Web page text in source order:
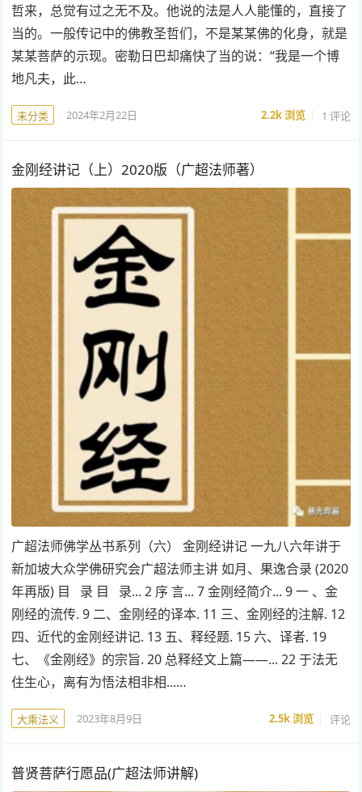
哲来，总觉有过之无不及。他说的法是人人能懂的，直接了
当的。一般传记中的佛教圣哲们，不是某某佛的化身，就是
某某菩萨的示现。密勒日巴却痛快了当的说：“我是一个博
地凡夫，此…
未分类 2024年2月22日 2.2k浏览 1 评论
金刚经讲记（上）2020版（广超法师著）
广超法师佛学丛书系列（六） 金刚经讲记 一九八六年讲于
新加坡大众学佛研究会广超法师主讲 如月、果逸合录 (2020
年再版) 目 录 目 录... 2 序 言... 7 金刚经简介... 9 一 、金
刚经的流传. 9 二、金刚经的译本. 11 三、金刚经的注解. 12
四、近代的金刚经讲记. 13 五、释经题. 15 六、译者. 19
七、《金刚经》的宗旨. 20 总释经文上篇——... 22 于法无
住生心，离有为悟法相非相...…
大乘法义 2023年8月9日 2.5k浏览 评论
普贤菩萨行愿品(广超法师讲解)